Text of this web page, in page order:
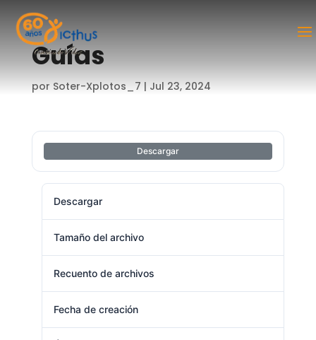
Guías
por Soter-Xplotos_7 | Jul 23, 2024
Descargar
Descargar
Tamaño del archivo
Recuento de archivos
Fecha de creación